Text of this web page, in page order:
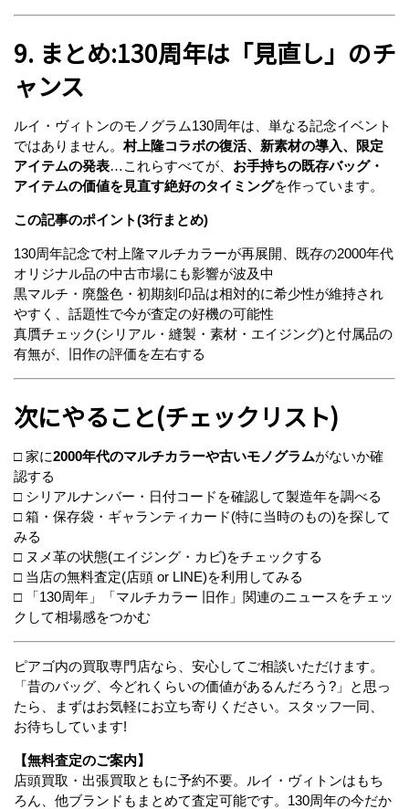
9. まとめ:130周年は「見直し」のチ
ャンス
ルイ・ヴィトンのモノグラム130周年は、単なる記念イベント
ではありません。村上隆コラボの復活、新素材の導入、限定
アイテムの発表…これらすべてが、 お手持ちの既存バッグ・
アイテムの価値を見直す絶好のタイミングを作っています。
この記事のポイント(3行まとめ)
130周年記念で村上隆マルチカラーが再展開、既存の2000年代
オリジナル品の中古市場にも影響が波及中
黒マルチ・廃盤色・初期刻印品は相対的に希少性が維持され
やすく、話題性で今が査定の好機の可能性
真贋チェック(シリアル・縫製・素材・エイジング)と付属品の
有無が、旧作の評価を左右する
次にやること(チェックリスト)
□ 家に2000年代のマルチカラーや古いモノグラムがないか確
認する
□ シリアルナンバー・日付コードを確認して製造年を調べる
□ 箱・保存袋・ギャランティカード(特に当時のもの)を探して
みる
□ ヌメ革の状態(エイジング・カビ)をチェックする
□ 当店の無料査定(店頭 or LINE)を利用してみる
□ 「130周年」「マルチカラー 旧作」関連のニュースをチェッ
クして相場感をつかむ
ピアゴ内の買取専門店なら、安心してご相談いただけます。
「昔のバッグ、今どれくらいの価値があるんだろう?」と思っ
たら、まずはお気軽にお立ち寄りください。スタッフ一同、
お待ちしています!
【無料査定のご案内】
店頭買取・出張買取ともに予約不要。ルイ・ヴィトンはもち
ろん、他ブランドもまとめて査定可能です。130周年の今だか